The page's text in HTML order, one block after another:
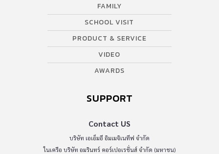
FAMILY
SCHOOL VISIT
PRODUCT & SERVICE
VIDEO
AWARDS
SUPPORT
Contact US
บริษัท เอเอ็มอี อิมเมจิเนทีฟ จำกัด
ในเครือ บริษัท อมรินทร์ คอร์เปอเรชั่นส์ จำกัด (มหาชน)